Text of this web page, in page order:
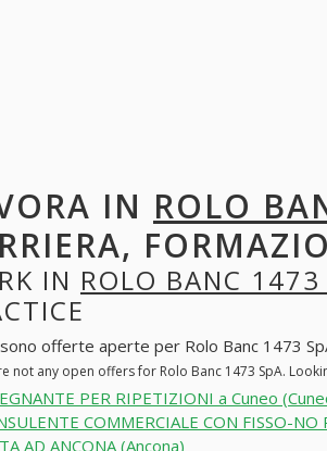
IN ROLO
IN ROLO BANC 1473
offerte aperte per Rolo Banc 1473
not any open offers for Rolo Banc 1473 SpA.
PER RIPETIZIONI a Cuneo
COMMERCIALE CON FISSO-NO
AD ANCONA (Ancona)